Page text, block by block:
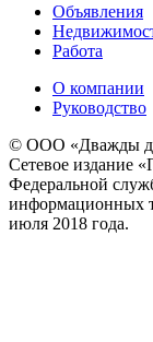
Объявления
Работа
О компании
Руководство
© ООО «Дважды
Сетевое издание
Федеральной
информационных
июля 2018 года.